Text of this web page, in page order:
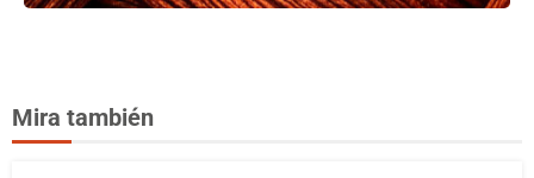
Mira también